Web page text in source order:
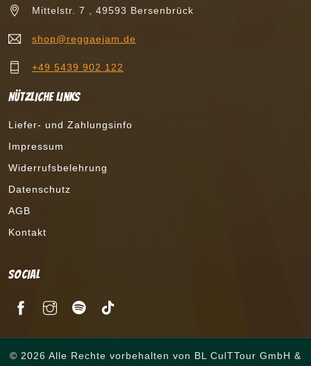
Mittelstr. 7 , 49593 Bersenbrück
shop@reggaejam.de
+49 5439 902 122
Nützliche Links
Liefer- und Zahlungsinfo
Impressum
Widerrufsbelehrung
Datenschutz
AGB
Kontakt
Social
© 2026 Alle Rechte vorbehalten von BL CulTTour GmbH &